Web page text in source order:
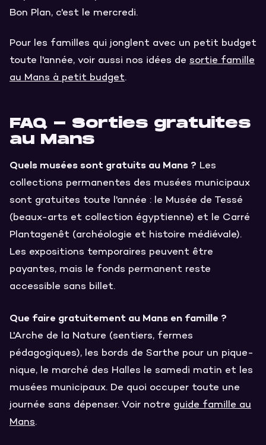
Bon Plan, c'est le mercredi.
Pour les familles qui jonglent avec un petit budget
toute l'année, voir aussi nos idées de sortie famille
au Mans à petit budget.
FAQ - Sorties gratuites
au Mans
Quels musées sont gratuits au Mans ? Les
collections permanentes des musées municipaux
sont gratuites toute l'année : le Musée de Tessé
(beaux-arts et collection égyptienne) et le Carré
Plantagenêt (archéologie et histoire médiévale).
Les expositions temporaires peuvent être
payantes, mais le fonds permanent reste
accessible sans billet.
Que faire gratuitement au Mans en famille ?
L'Arche de la Nature (sentiers, fermes
pédagogiques), les bords de Sarthe pour un pique-
nique, le marché des Halles le samedi matin et les
musées municipaux. De quoi occuper toute une
journée sans dépenser. Voir notre guide famille au
Mans.